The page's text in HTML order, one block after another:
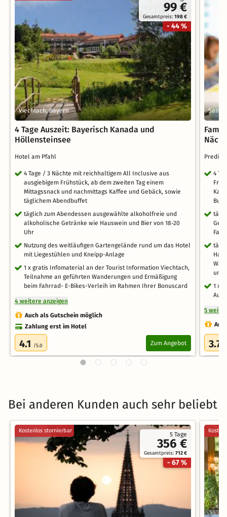
99 €
Gesamtpreis:198 €
- 44 %
Viechtach, Bayern
4 Tage Auszeit: Bayerisch Kanada und
Höllensteinsee
Hotel am Pfahl
4 Tage / 3 Nächte mit reichhaltigem All Inclusive aus
ausgiebigem Frühstück, ab dem zweiten Tag einem
Mittagssnack und nachmittags Kaffee und Gebäck, sowie
täglichem Abendbuffet
täglich zum Abendessen ausgewählte alkoholfreie und
alkoholische Getränke wie Hauswein und Bier von 18-20
Uhr
Nutzung des weitläufigen Gartengelände rund um das Hotel
mit Liegestühlen und Kneipp-Anlage
1 x gratis Infomaterial an der Tourist Information Viechtach,
Teilnahme an geführten Wanderungen und Ermäßigung
beim Fahrrad- E-Bikes-Verleih im Rahmen Ihrer Bonuscard
4 weitere anzeigen
Auch als Gutschein möglich
Zahlung erst im Hotel
4.1 /5.0 Zum Angebot
Sankt
4
und
1 x
5
3.7
Bei anderen Kunden auch sehr beliebt
5 Tage
356 €
Gesamtpreis:712 €
- 67 %
Kostenlos stornierbar